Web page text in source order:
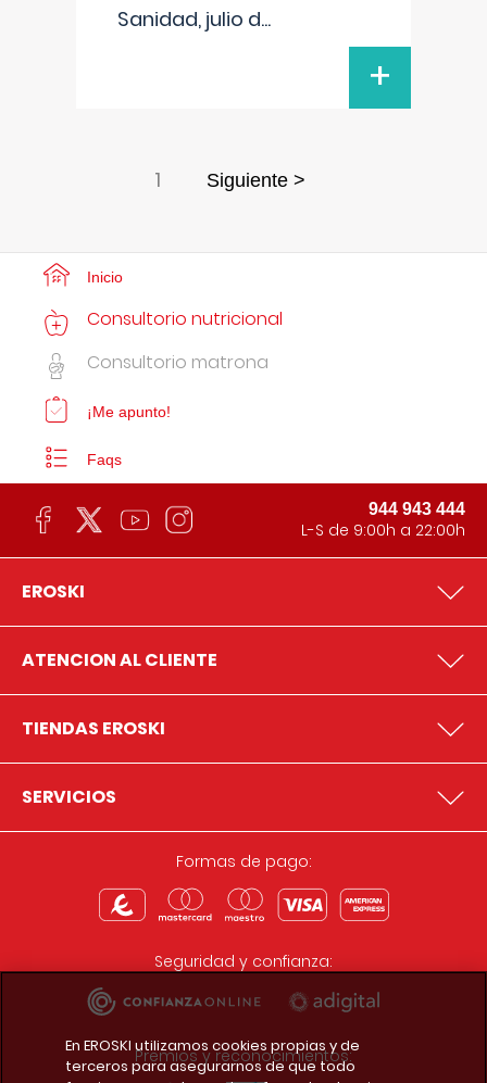
Sanidad, julio d...
+
1 Siguiente >
Inicio
Consultorio nutricional
Consultorio matrona
¡Me apunto!
Faqs
944 943 444
L-S de 9:00h a 22:00h
EROSKI
ATENCION AL CLIENTE
TIENDAS EROSKI
SERVICIOS
Formas de pago:
Seguridad y confianza:
Premios y reconocimientos:
En EROSKI utilizamos cookies propias y de
terceros para asegurarnos de que todo